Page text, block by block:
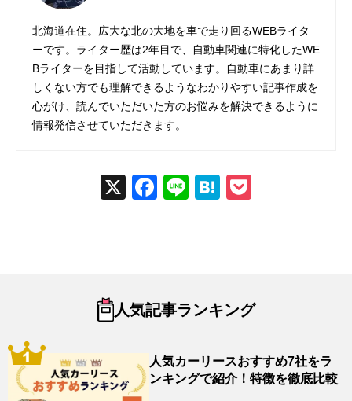
北海道在住。広大な北の大地を車で走り回るWEBライタ
ーです。ライター歴は2年目で、自動車関連に特化したWE
Bライターを目指して活動しています。自動車にあまり詳
しくない方でも理解できるようなわかりやすい記事作成を
心がけ、読んでいただいた方のお悩みを解決できるように
情報発信させていただきます。
X
Fac
Line
Hat
人気記事ランキング
人気カーリースおすすめ7社をラ
ンキングで紹介！特徴を徹底比較